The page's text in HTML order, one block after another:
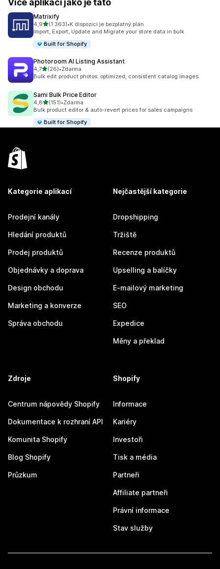
Více aplikací jako je tato
Matrixify
4,9z 5 hvězd
(1 363)
Celkový počet recenzí: 1363
•K dispozici je bezplatný plán
Import, Export, Update and Migrate your store data in bulk
Built for Shopify
Photoroom AI Listing Assistant
4,7z 5 hvězd
(26)
Celkový počet recenzí: 26
•Zdarma
Bulk edit product photos: optimized, consistent catalog images
Sami Bulk Price Editor
4,8z 5 hvězd
(151)
Celkový počet recenzí: 151
•Zdarma
Bulk product editor & auto-revert prices for sales campaigns
Built for Shopify
Kategorie aplikací
Prodejní kanály
Hledání produktů
Prodej produktů
Objednávky a doprava
Design obchodu
Marketing a konverze
Správa obchodu
Nejčastější kategorie
Dropshipping
Tržiště
Recenze produktů
Upselling a balíčky
E-mailový marketing
SEO
Expedice
Měny a překlad
Zdroje
Centrum nápovědy Shopify
Dokumentace k rozhraní API
Komunita Shopify
Blog Shopify
Průzkum
Shopify
Informace
Kariéry
Investoři
Tisk a média
Partneři
Affiliate partneři
Právní informace
Stav služby